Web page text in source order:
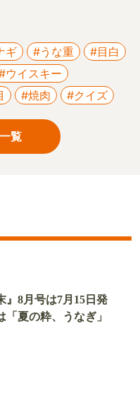
ギ #うな重
#目白
ウイスキー
#焼肉 #クイズ
覧
』8月号は7月15日発
夏の粋、うなぎ」